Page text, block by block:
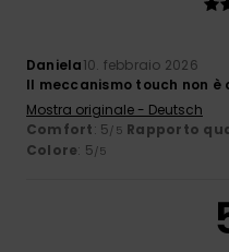
Daniela10. febbraio 2026
Il meccanismo touch non
Mostra originale - Deutsch
Comfort: 5/5 Rapporto
Colore: 5/5